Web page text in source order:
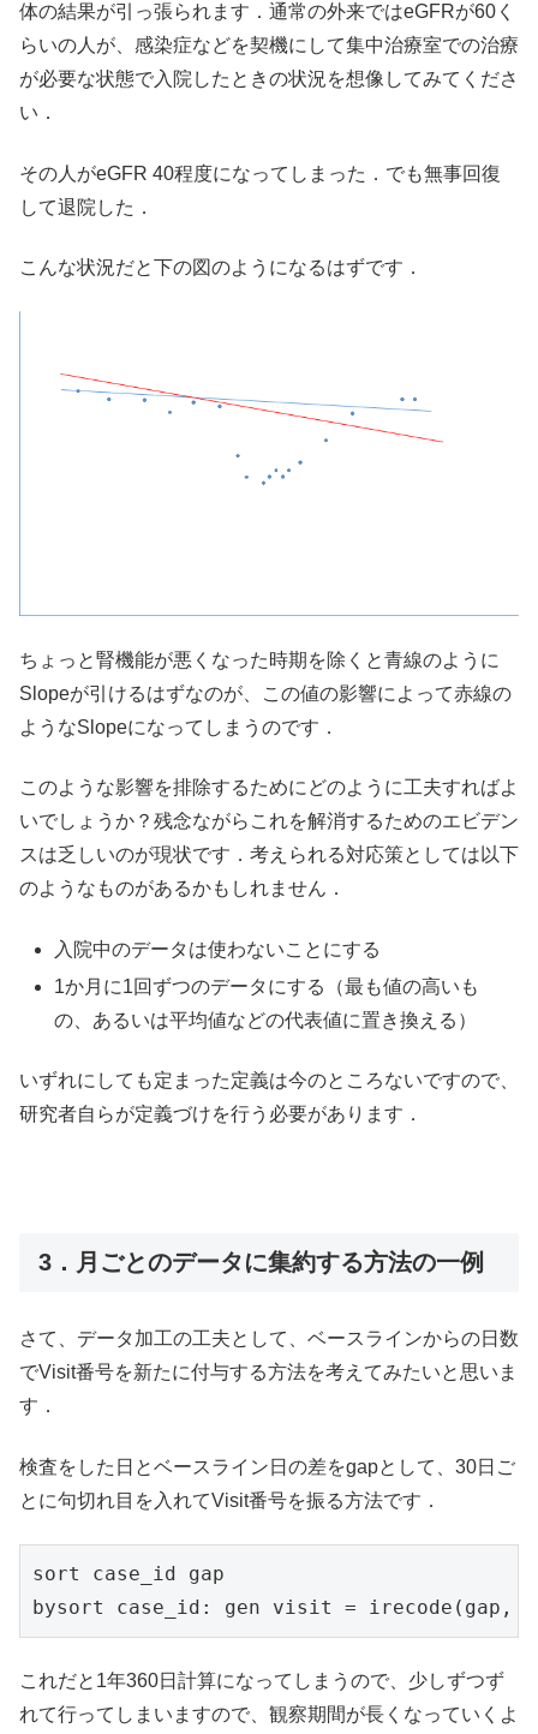
体の結果が引っ張られます．通常の外来ではeGFRが60く
らいの人が、感染症などを契機にして集中治療室での治療
が必要な状態で入院したときの状況を想像してみてくださ
い．
その人がeGFR 40程度になってしまった．でも無事回復
して退院した．
こんな状況だと下の図のようになるはずです．
ちょっと腎機能が悪くなった時期を除くと青線のように
Slopeが引けるはずなのが、この値の影響によって赤線の
ようなSlopeになってしまうのです．
このような影響を排除するためにどのように工夫すればよ
いでしょうか？残念ながらこれを解消するためのエビデン
スは乏しいのが現状です．考えられる対応策としては以下
のようなものがあるかもしれません．
入院中のデータは使わないことにする
1か月に1回ずつのデータにする（最も値の高いも
の、あるいは平均値などの代表値に置き換える）
いずれにしても定まった定義は今のところないですので、
研究者自らが定義づけを行う必要があります．
3．月ごとのデータに集約する方法の一例
さて、データ加工の工夫として、ベースラインからの日数
でVisit番号を新たに付与する方法を考えてみたいと思いま
す．
検査をした日とベースライン日の差をgapとして、30日ご
とに句切れ目を入れてVisit番号を振る方法です．
sort case_id gap
bysort case_id: gen visit = irecode(gap,
これだと1年360日計算になってしまうので、少しずつず
れて行ってしまいますので、観察期間が長くなっていくよ